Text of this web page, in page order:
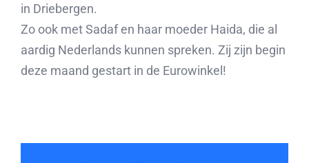
in Driebergen.
Zo ook met Sadaf en haar moeder Haida, die al
aardig Nederlands kunnen spreken. Zij zijn begin
deze maand gestart in de Eurowinkel!